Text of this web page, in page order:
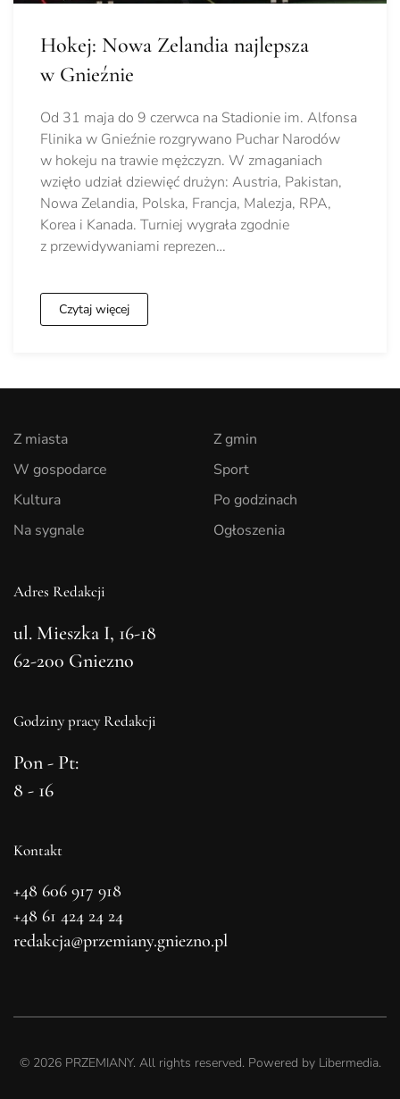
Hokej: Nowa Zelandia najlepsza
w Gnieźnie
Od 31 maja do 9 czerwca na Stadionie im. Alfonsa
Flinika w Gnieźnie rozgrywano Puchar Narodów
w hokeju na trawie mężczyzn. W zmaganiach
wzięło udział dziewięć drużyn: Austria, Pakistan,
Nowa Zelandia, Polska, Francja, Malezja, RPA,
Korea i Kanada. Turniej wygrała zgodnie
z przewidywaniami reprezen…
Czytaj więcej
Z miasta
W gospodarce
Kultura
Na sygnale
Z gmin
Sport
Po godzinach
Ogłoszenia
Adres Redakcji
ul. Mieszka I, 16-18
62-200 Gniezno
Godziny pracy Redakcji
Pon - Pt:
8 - 16
Kontakt
+48 606 917 918
+48 61 424 24 24
redakcja@przemiany.gniezno.pl
© 2026PRZEMIANY. All rights reserved. Powered by Libermedia.